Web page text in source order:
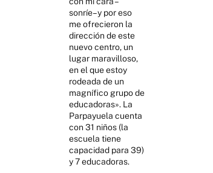
sonríe– y por eso
me ofrecieron la
dirección de este
nuevo centro, un
lugar maravilloso,
en el que estoy
rodeada de un
magnífico grupo de
educadoras». La
Parpayuela cuenta
con 31 niños (la
escuela tiene
capacidad para 39)
y 7 educadoras.